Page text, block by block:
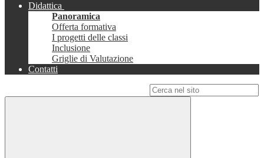
Didattica
Panoramica
Offerta formativa
I progetti delle classi
Inclusione
Griglie di Valutazione
Contatti